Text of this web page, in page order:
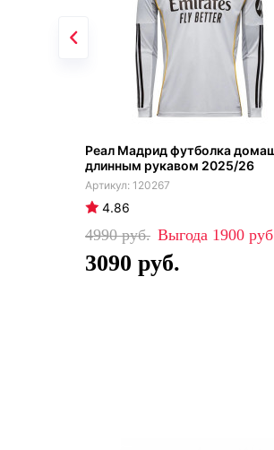
Реал Мадрид футболка
длинным рукавом 2025/26
120267
4.86
4990 1900
3090